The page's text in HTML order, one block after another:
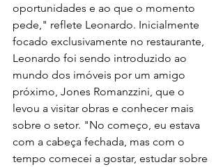
oportunidades e ao que o momento
pede," reflete Leonardo. Inicialmente
focado exclusivamente no restaurante,
Leonardo foi sendo introduzido ao
mundo dos imóveis por um amigo
próximo, Jones Romanzzini, que o
levou a visitar obras e conhecer mais
sobre o setor. "No começo, eu estava
com a cabeça fechada, mas com o
tempo comecei a gostar, estudar sobre